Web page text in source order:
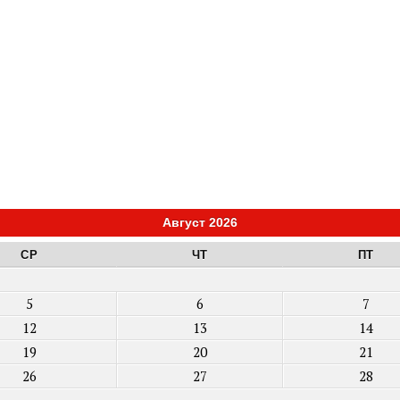
Август 2026
СР ЧТ ПТ
5 6 7
12 13 14
19 20 21
26 27 28